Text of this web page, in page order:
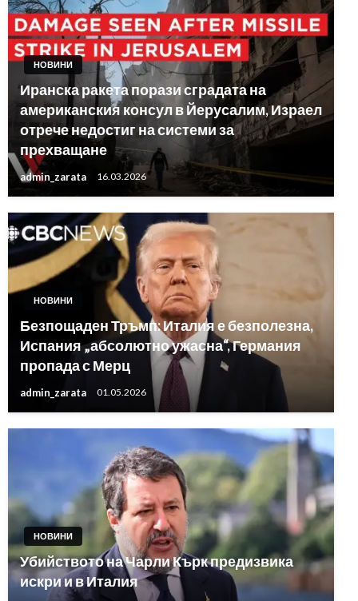
НОВИНИ
Иранска ракета порази сградата на
американския консул в Йерусалим, Израел
отрече недостиг на системи за
прехващане
admin_zarata 16.03.2026
НОВИНИ
Безпощаден Тръмп: Италия е безполезна,
Испания „абсолютно ужасна“, Германия
пропада с Мерц
admin_zarata 01.05.2026
НОВИНИ
Убийството на Чарли Кърк предизвика
искри и в Италия